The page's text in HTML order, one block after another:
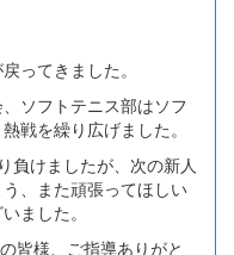
ってきました。
ソフトテニス部はソフ
戦を繰り広げました。
負けましたが、次の新人
、また頑張ってほしい
ました。
皆様、ご指導ありがと